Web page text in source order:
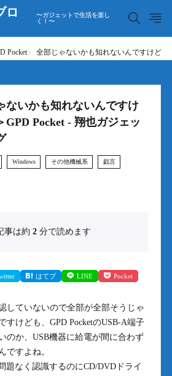
ロ
〜ガジェットで生活を楽し
く！〜
Pocket 全部じゃないかも知れないんですけど
ないかも知れないんですけ
Pocket - 翔也ガジェッ
Windows その他機械系 戯言
事は約 2分で読めます
はてブ LINE Pocket
していないので全部が全部そうじゃ
すけども、GPD PocketのUSB-A端子
のか、USB機器に給電が間に合わず
ですよね。
題なく認識するのにCD/DVDドライ